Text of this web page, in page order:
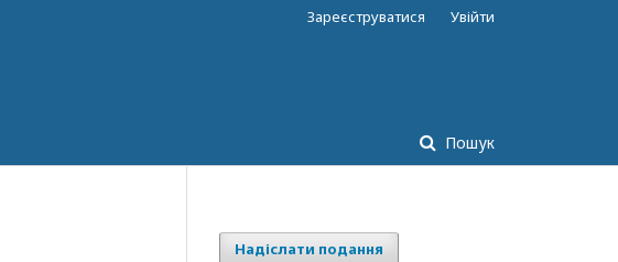
Пошук
Зареєструватися Увійти
Надіслати подання